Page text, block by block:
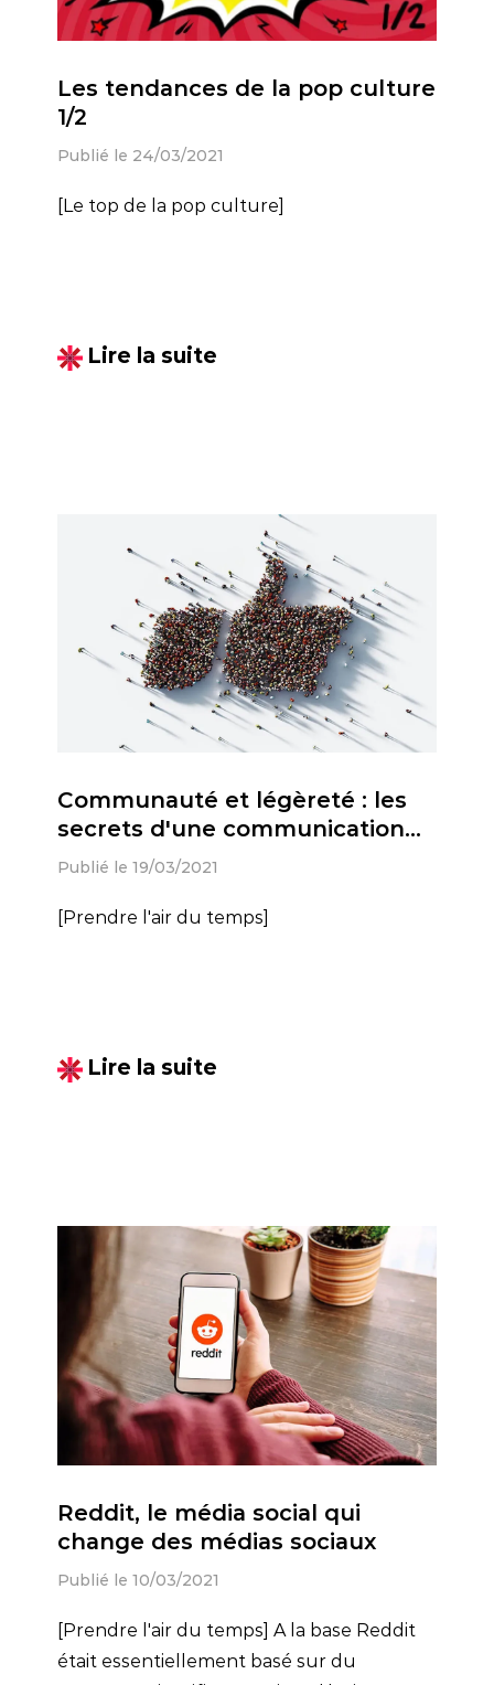
Les tendances de la pop culture
1/2
Publié le 24/03/2021
[Le top de la pop culture]
Lire la suite
Communauté et légèreté : les
secrets d'une communication
garantie anti-déprime
Publié le 19/03/2021
[Prendre l'air du temps]
Lire la suite
Reddit, le média social qui
change des médias sociaux
Publié le 10/03/2021
[Prendre l'air du temps] A la base Reddit
était essentiellement basé sur du